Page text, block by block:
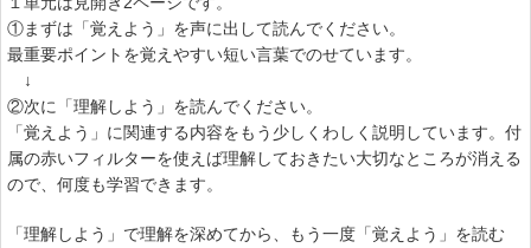
①まずは「覚えよう」を声に出して読んでください。
最重要ポイントを覚えやすい短い言葉でのせています。
↓
②次に「理解しよう」を読んでください。
「覚えよう」に関連する内容をもう少しくわしく説明しています。付
属の赤いフィルターを使えば理解しておきたい大切なところが消える
ので、何度も学習できます。
「理解しよう」で理解を深めてから、もう一度「覚えよう」を読む